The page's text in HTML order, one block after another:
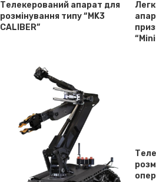
Телекерований апарат для
розмінування типу “MK3
CALIBER”